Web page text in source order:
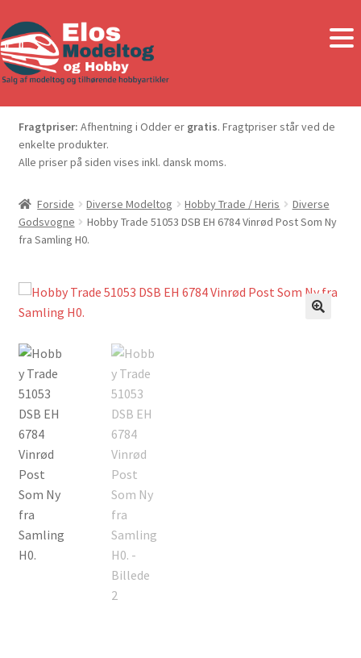
Fragtpriser: Afhentning i Odder er gratis. Fragtpriser står ved de
enkelte produkter.
Alle priser på siden vises inkl. dansk moms.
Forside Diverse Modeltog Hobby Trade / Heris
Diverse
Godsvogne
Hobby Trade 51053 DSB EH 6784 Vinrød Post Som Ny
fra Samling H0.